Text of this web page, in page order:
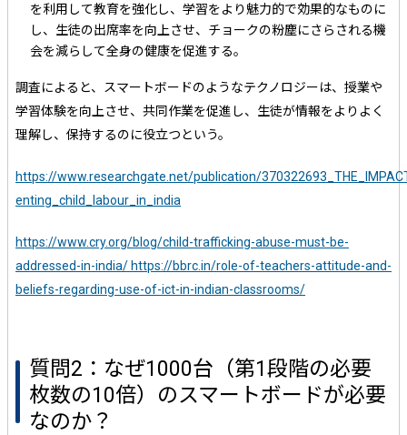
を利用して教育を強化し、学習をより魅力的で効果的なものに
し、生徒の出席率を向上させ、チョークの粉塵にさらされる機
会を減らして全身の健康を促進する。
調査によると、スマートボードのようなテクノロジーは、授業や
学習体験を向上させ、共同作業を促進し、生徒が情報をよりよく
理解し、保持するのに役立つという。
https://www.researchgate.net/publication/
enting_child_labour_in_india
https://www.cry.org/blog/child-trafficking-abuse-must-be-
addressed-in-india/ https://bbrc.in/role-of-teachers-attitude-and-
beliefs-regarding-use-of-ict-in-indian-classrooms/
質問2：なぜ1000台（第1段階の必要
枚数の10倍）のスマートボードが必要
なのか？